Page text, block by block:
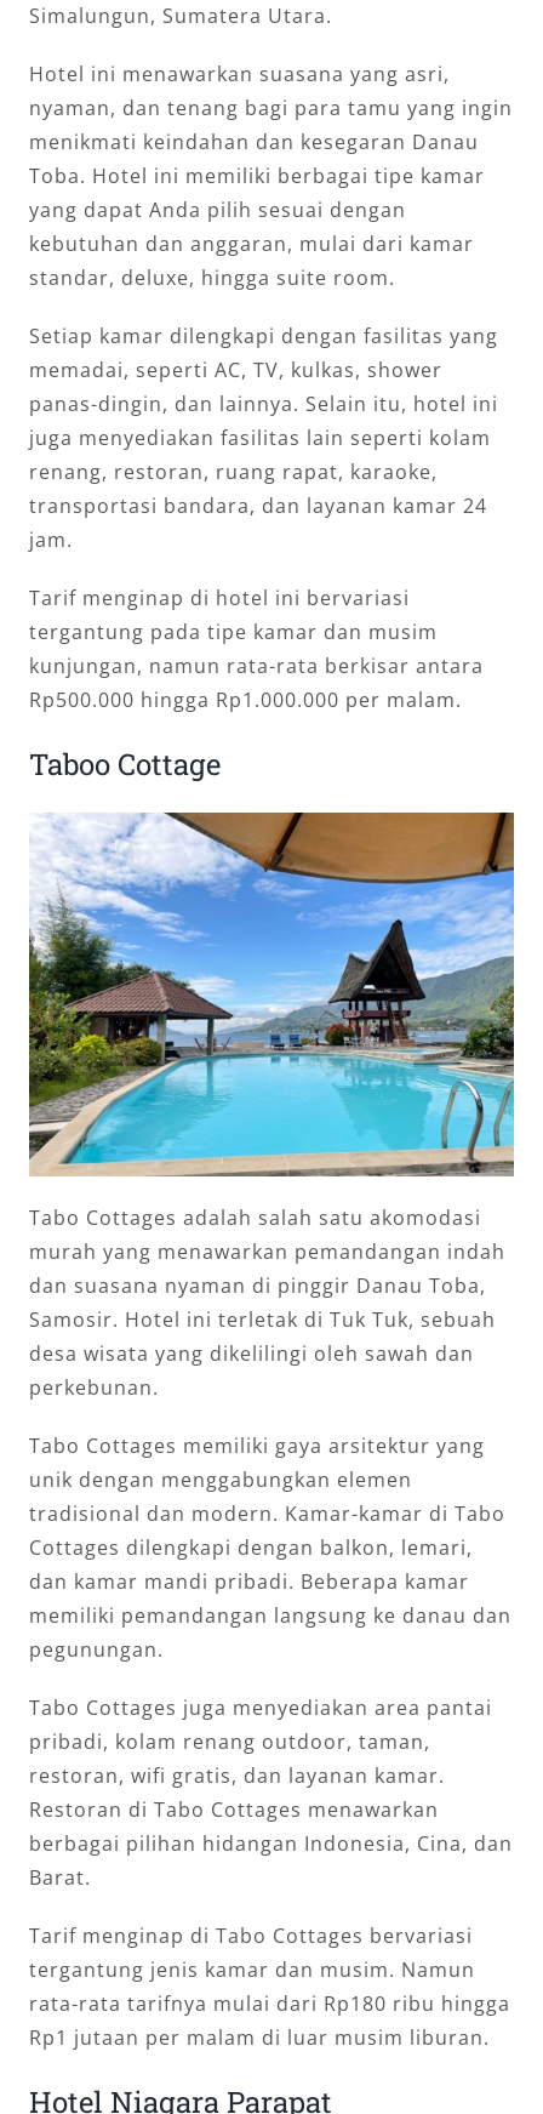
Simalungun, Sumatera Utara.
Hotel ini menawarkan suasana yang asri,
nyaman, dan tenang bagi para tamu yang ingin
menikmati keindahan dan kesegaran Danau
Toba. Hotel ini memiliki berbagai tipe kamar
yang dapat Anda pilih sesuai dengan
kebutuhan dan anggaran, mulai dari kamar
standar, deluxe, hingga suite room.
Setiap kamar dilengkapi dengan fasilitas yang
memadai, seperti AC, TV, kulkas, shower
panas-dingin, dan lainnya. Selain itu, hotel ini
juga menyediakan fasilitas lain seperti kolam
renang, restoran, ruang rapat, karaoke,
transportasi bandara, dan layanan kamar 24
jam.
Tarif menginap di hotel ini bervariasi
tergantung pada tipe kamar dan musim
kunjungan, namun rata-rata berkisar antara
Rp500.000 hingga Rp1.000.000 per malam.
Taboo Cottage
Tabo Cottages adalah salah satu akomodasi
murah yang menawarkan pemandangan indah
dan suasana nyaman di pinggir Danau Toba,
Samosir. Hotel ini terletak di Tuk Tuk, sebuah
desa wisata yang dikelilingi oleh sawah dan
perkebunan.
Tabo Cottages memiliki gaya arsitektur yang
unik dengan menggabungkan elemen
tradisional dan modern. Kamar-kamar di Tabo
Cottages dilengkapi dengan balkon, lemari,
dan kamar mandi pribadi. Beberapa kamar
memiliki pemandangan langsung ke danau dan
pegunungan.
Tabo Cottages juga menyediakan area pantai
pribadi, kolam renang outdoor, taman,
restoran, wifi gratis, dan layanan kamar.
Restoran di Tabo Cottages menawarkan
berbagai pilihan hidangan Indonesia, Cina, dan
Barat.
Tarif menginap di Tabo Cottages bervariasi
tergantung jenis kamar dan musim. Namun
rata-rata tarifnya mulai dari Rp180 ribu hingga
Rp1 jutaan per malam di luar musim liburan.
Hotel Niagara Parapat